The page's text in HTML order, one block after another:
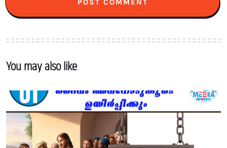
You may also like